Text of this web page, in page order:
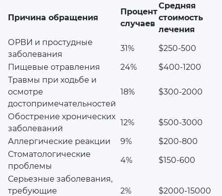
Причина обращения
Процент
случаев
Средняя
стоимость
лечения
ОРВИ и простудные
заболевания
31%
$250-500
Пищевые отравления
24%
$400-1200
Травмы при ходьбе и
осмотре
достопримечательностей
18% $300-2000
Обострение хронических
заболеваний
12%
$500-3000
Аллергические реакции
9%
$200-800
Стоматологические
проблемы
4%
$150-600
Серьезные заболевания,
требующие
2% $2000-15000